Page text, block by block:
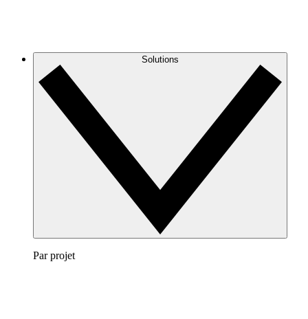
Solutions
Par projet